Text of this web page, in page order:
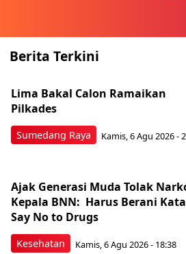
Berita Terkini
Sumedang Raya
Lima Bakal Calon Ramaikan
Pilkades
Kamis, 6 Agu 2026 -
Kesehatan
Ajak Generasi Muda Tolak
Kepala BNN: Harus Berani
Say No to Drugs
Kamis, 6 Agu 2026 - 18:38